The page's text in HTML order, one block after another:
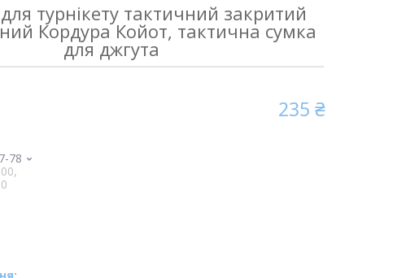
турнікету тактичний закритий
Кордура Койот, тактична сумка
для джгута
235 ₴
78